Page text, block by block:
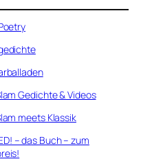
Gedichte & Videos
meets Klassik
– das Buch – zum